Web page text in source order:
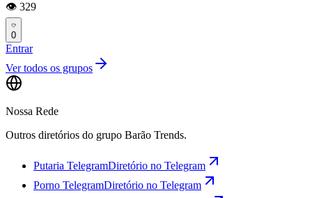
👁️ 329
0
Entrar
Ver todos os grupos
Nossa Rede
Outros diretórios do grupo Barão Trends.
Putaria TelegramDiretório no Telegram
Porno TelegramDiretório no Telegram